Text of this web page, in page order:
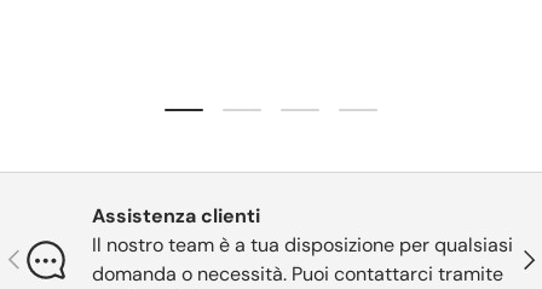
Carica slide 1 di 4
Carica slide 2 di 4
Carica slide 3 di 4
Carica slide 4 di 4
Indietro
Assistenza clienti
Il nostro team è a tua disposizione per qualsiasi
domanda o necessità. Puoi contattarci tramite